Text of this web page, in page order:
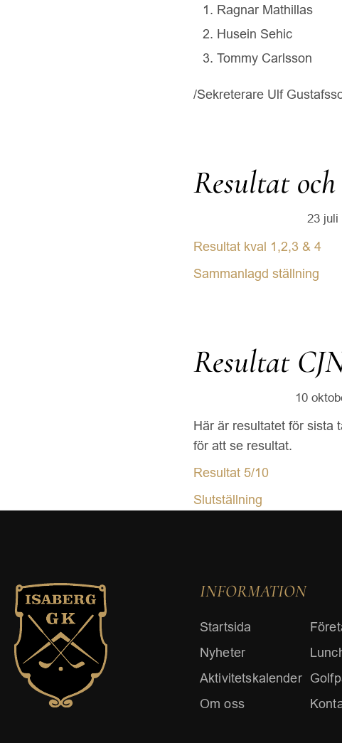
Ragnar Mathillas
Husein Sehic
Tommy Carlsson
/Sekreterare Ulf
Resultat
23 juli
Resultat kval 1,2,3 & 4
Sammanlagd ställning
Resultat
10
Här är resultatet för sista
för att se resultat.
Resultat 5/10
Slutställning
INFORMATION
Startsida
Nyheter
Aktivitetskalender
Om oss